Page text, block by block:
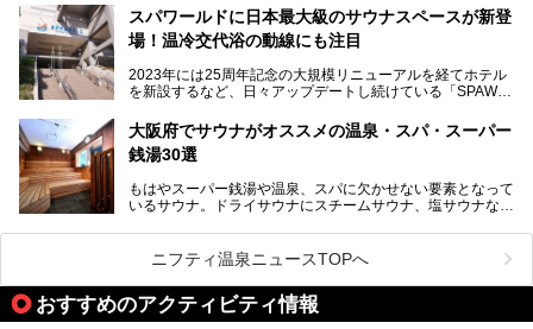
本記事では、そんなリニューアル後の注目ポイントを詳しく
紹介します。これから「鶴見緑地湯元水春」に訪れる方や、
い。
利用できる「神州温泉 あるごの湯」です。
あるごの湯は、大阪府豊中市にある日帰り温浴施設で、阪急
チムジルバン（岩盤浴）を中心に、発汗・リラックス・漫画
タイムまで満喫できる長時間滞在型の施設なので、一日中ゆ
る迫力ある熱波パフォーマンスも毎日行われており、“とと
のう”体験をしっかり楽しめるのもポイントです。
ケやボウリングといった遊び場もあり、友人同士やカップル
で“遊び+癒し”の一日を過ごすのにもぴったり。
処にいたるまで魅力をたっぷり堪能してきたので、その全容
スパワールドに日本最大級のサウナスペースが新登
場！温冷交代浴の動線にも注目
2023年には25周年記念の大規模リニューアルを経てホテル
を新設するなど、日々アップデートし続けている「SPAWO
そんなスパワールドが2025年11月15日（土）に、新たな浴
室や日本最大級140人収容の大規模サウナを携えてリニュー
アルオープン！浴室である4F・6Fそれぞれにリニューアル
大規模リニューアルの全容を確認すべく、リニューアルプレ
オープンイベントに行ってきました！今回はそのリニューア
大阪府でサウナがオススメの温泉・スパ・スーパー
銭湯30選
もはやスーパー銭湯や温泉、スパに欠かせない要素となって
いるサウナ。ドライサウナにスチームサウナ、塩サウナな
ペース、ロウリュウなど、心ゆくまで楽しむためのサービス
が充実した施設も多くみられます。
今回はそんなサウナにこだわった、大阪府内のオススメ温
泉・銭湯・スパを30件紹介したいと思います！
ニフティ温泉ニュースTOPへ
おすすめのアクティビティ情報